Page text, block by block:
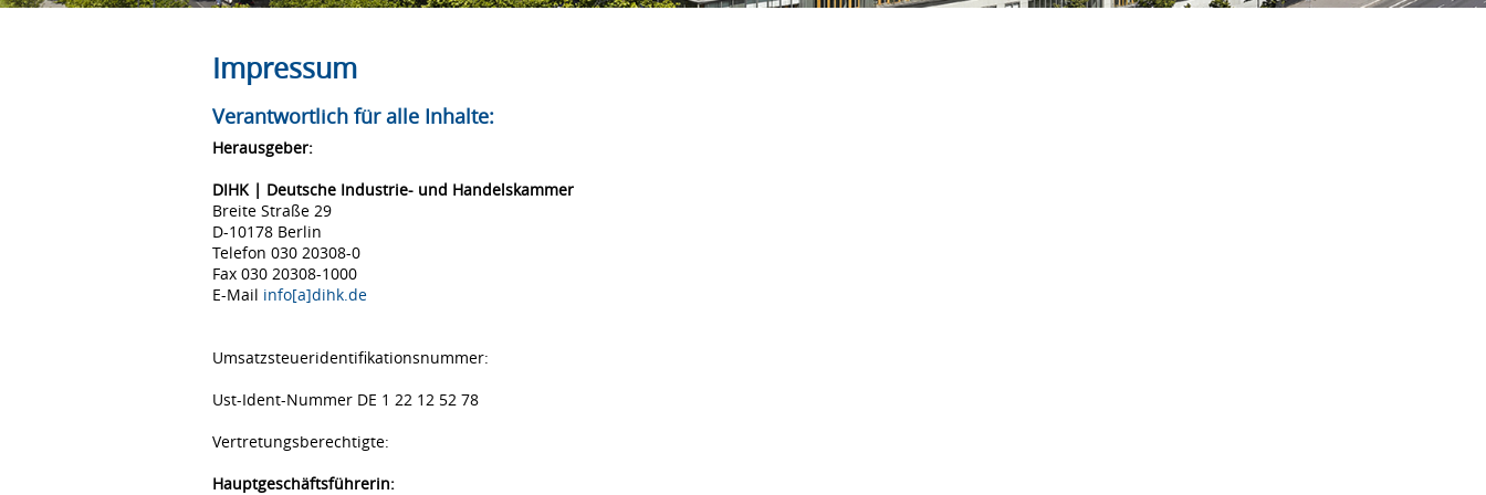
Impressum
Verantwortlich für alle Inhalte:
Herausgeber:
DIHK | Deutsche Industrie- und Handelskammer
Breite Straße 29
D-10178 Berlin
Telefon 030 20308-0
Fax 030 20308-1000
E-Mail info[a]dihk.de
Umsatzsteueridentifikationsnummer:
Ust-Ident-Nummer DE 1 22 12 52 78
Vertretungsberechtigte:
Hauptgeschäftsführerin: